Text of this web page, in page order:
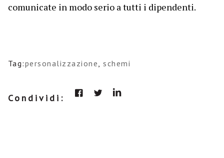
comunicate in modo serio a tutti i dipendenti.
Tag:personalizzazione ,schemi
Condividi: